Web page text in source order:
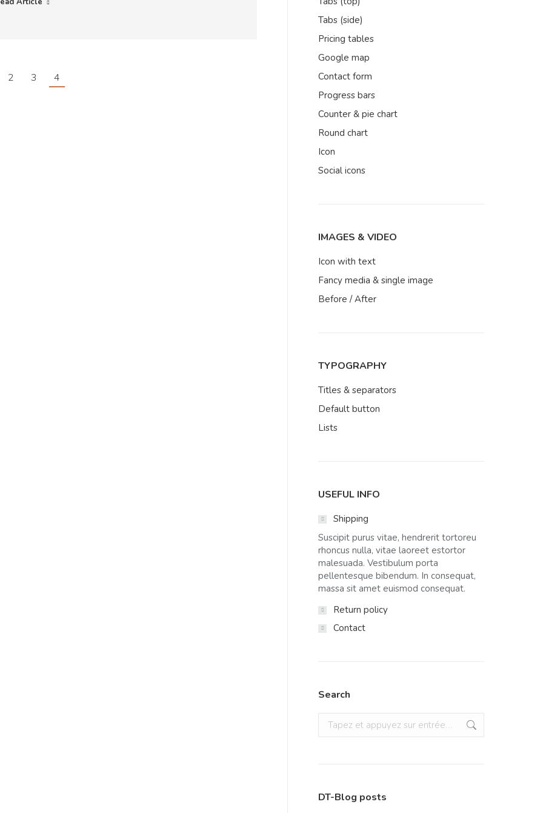
2 3 4
Tabs (side)
Pricing tables
Google map
Contact form
Progress bars
Counter & pie chart
Round chart
Icon
Social icons
IMAGES & VIDEO
Icon with text
Fancy media & single image
Before / After
TYPOGRAPHY
Titles & separators
Default button
Lists
USEFUL INFO
Shipping
Suscipit purus vitae, hendrerit tortoreu
rhoncus nulla, vitae laoreet estortor
malesuada. Vestibulum porta
pellentesque bibendum. In consequat,
massa sit amet euismod consequat.
Return policy
Contact
Search
Recherche
DT-Blog posts